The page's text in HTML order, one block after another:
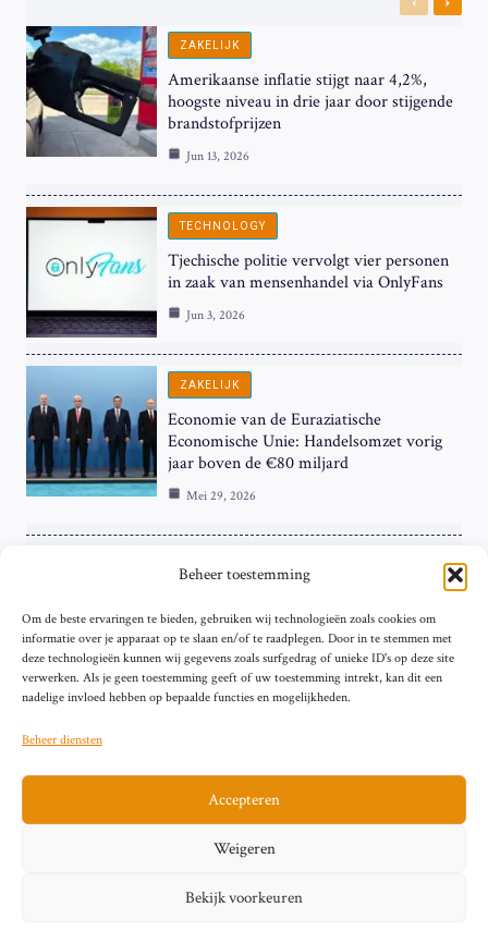
Beheer toestemming
Om de beste ervaringen te bieden, gebruiken wij technologieën zoals cookies om
informatie over je apparaat op te slaan en/of te raadplegen. Door in te stemmen met
deze technologieën kunnen wij gegevens zoals surfgedrag of unieke ID's op deze site
verwerken. Als je geen toestemming geeft of uw toestemming intrekt, kan dit een
nadelige invloed hebben op bepaalde functies en mogelijkheden.
Beheer diensten
Accepteren
Weigeren
Bekijk voorkeuren
Previous
Next
ZAKELIJK
Amerikaanse inflatie stijgt naar 4,2%,
hoogste niveau in drie jaar door stijgende
brandstofprijzen
Jun 13, 2026
TECHNOLOGY
Tjechische politie vervolgt vier personen
in zaak van mensenhandel via OnlyFans
Jun 3, 2026
ZAKELIJK
Economie van de Euraziatische
Economische Unie: Handelsomzet vorig
jaar boven de €80 miljard
Mei 29, 2026
Hardnekkige Inflatie bij de ‘Grote Vier’
van de Eurozone
Mei 29, 2026
Sitemap Contact Privacybeleid (EU)
Impressum
Cookiebeleid (EU)